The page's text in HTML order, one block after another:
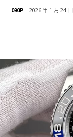
090P 2026 年 1 月 24 日